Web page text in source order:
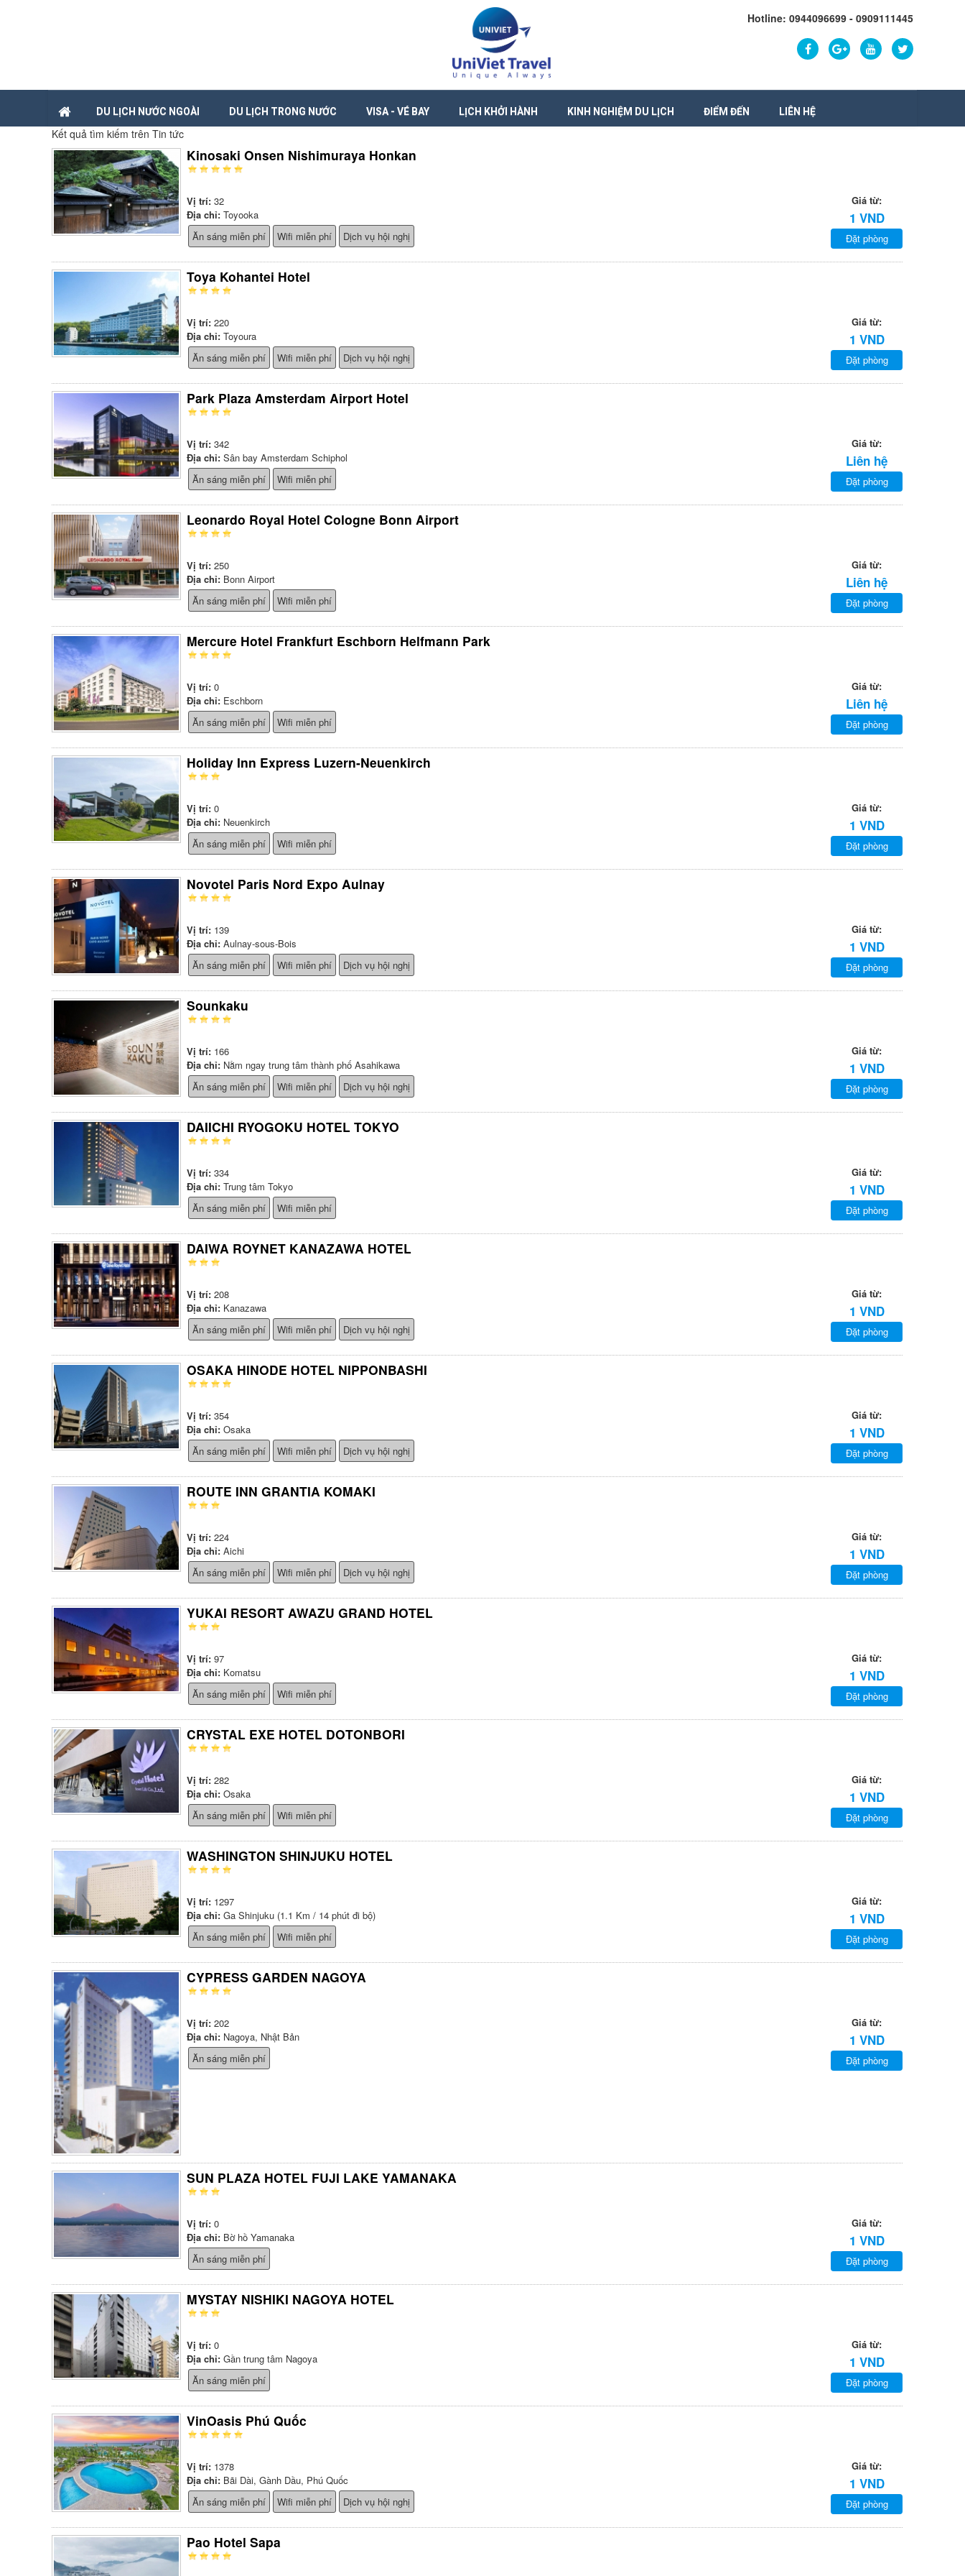
Hotline: 0944096699 - 0909111445
DU LỊCH NƯỚC NGOÀI DU LỊCH TRONG NƯỚC VISA - VÉ BAY LỊCH KHỞI HÀNH KINH NGHIỆM DU LỊCH ĐIỂM ĐẾN LIÊN HỆ
Kết quả tìm kiếm trên Tin tức
Kinosaki Onsen Nishimuraya Honkan
Vị trí: 32
Địa chỉ: Toyooka
Ăn sáng miễn phí
Wifi miễn phí Dịch vụ hội nghị
Giá từ:
1 VND
Đặt phòng
Toya Kohantei Hotel
Vị trí: 220
Địa chỉ: Toyoura
Ăn sáng miễn phí
Wifi miễn phí Dịch vụ hội nghị
Giá từ:
1 VND
Đặt phòng
Park Plaza Amsterdam Airport Hotel
Vị trí: 342
Địa chỉ: Sân bay Amsterdam Schiphol
Ăn sáng miễn phí
Wifi miễn phí
Giá từ:
Liên hệ
Đặt phòng
Leonardo Royal Hotel Cologne Bonn Airport
Vị trí: 250
Địa chỉ: Bonn Airport
Ăn sáng miễn phí
Wifi miễn phí
Giá từ:
Liên hệ
Đặt phòng
Mercure Hotel Frankfurt Eschborn Helfmann Park
Vị trí: 0
Địa chỉ: Eschborn
Ăn sáng miễn phí
Wifi miễn phí
Giá từ:
Liên hệ
Đặt phòng
Holiday Inn Express Luzern-Neuenkirch
Vị trí: 0
Địa chỉ: Neuenkirch
Ăn sáng miễn phí
Wifi miễn phí
Giá từ:
1 VND
Đặt phòng
Novotel Paris Nord Expo Aulnay
Vị trí: 139
Địa chỉ: Aulnay-sous-Bois
Ăn sáng miễn phí
Wifi miễn phí Dịch vụ hội nghị
Giá từ:
1 VND
Đặt phòng
Sounkaku
Vị trí: 166
Địa chỉ: Nằm ngay trung tâm thành phố Asahikawa
Ăn sáng miễn phí
Wifi miễn phí Dịch vụ hội nghị
Giá từ:
1 VND
Đặt phòng
DAIICHI RYOGOKU HOTEL TOKYO
Vị trí: 334
Địa chỉ: Trung tâm Tokyo
Ăn sáng miễn phí
Wifi miễn phí
Giá từ:
1 VND
Đặt phòng
DAIWA ROYNET KANAZAWA HOTEL
Vị trí: 208
Địa chỉ: Kanazawa
Ăn sáng miễn phí
Wifi miễn phí Dịch vụ hội nghị
Giá từ:
1 VND
Đặt phòng
OSAKA HINODE HOTEL NIPPONBASHI
Vị trí: 354
Địa chỉ: Osaka
Ăn sáng miễn phí
Wifi miễn phí Dịch vụ hội nghị
Giá từ:
1 VND
Đặt phòng
ROUTE INN GRANTIA KOMAKI
Vị trí: 224
Địa chỉ: Aichi
Ăn sáng miễn phí
Wifi miễn phí Dịch vụ hội nghị
Giá từ:
1 VND
Đặt phòng
YUKAI RESORT AWAZU GRAND HOTEL
Vị trí: 97
Địa chỉ: Komatsu
Ăn sáng miễn phí
Wifi miễn phí
Giá từ:
1 VND
Đặt phòng
CRYSTAL EXE HOTEL DOTONBORI
Vị trí: 282
Địa chỉ: Osaka
Ăn sáng miễn phí
Wifi miễn phí
Giá từ:
1 VND
Đặt phòng
WASHINGTON SHINJUKU HOTEL
Vị trí: 1297
Địa chỉ: Ga Shinjuku (1.1 Km / 14 phút đi bộ)
Ăn sáng miễn phí
Wifi miễn phí
Giá từ:
1 VND
Đặt phòng
CYPRESS GARDEN NAGOYA
Vị trí: 202
Địa chỉ: Nagoya, Nhật Bản
Ăn sáng miễn phí
Giá từ:
1 VND
Đặt phòng
SUN PLAZA HOTEL FUJI LAKE YAMANAKA
Vị trí: 0
Địa chỉ: Bờ hồ Yamanaka
Ăn sáng miễn phí
Giá từ:
1 VND
Đặt phòng
MYSTAY NISHIKI NAGOYA HOTEL
Vị trí: 0
Địa chỉ: Gần trung tâm Nagoya
Ăn sáng miễn phí
Giá từ:
1 VND
Đặt phòng
VinOasis Phú Quốc
Vị trí: 1378
Địa chỉ: Bãi Dài, Gành Dầu, Phú Quốc
Ăn sáng miễn phí
Wifi miễn phí Dịch vụ hội nghị
Giá từ:
1 VND
Đặt phòng
Pao Hotel Sapa